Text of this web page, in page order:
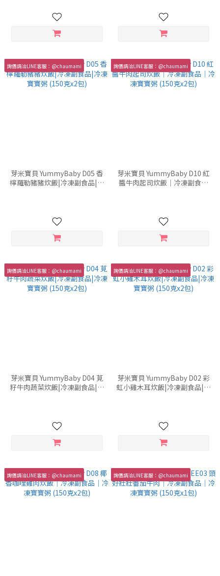
詢價請洽LINE客服：@chaumami
芽米寶貝 YummyBaby D05 香
檸羅勒豬豬炊飯|冷凍副食品|冷
詢價請洽LINE客服：@chaumami
芽米寶貝 YummyBaby D10 紅
醬牛肉起司炊飯｜冷凍副食品
詢價請洽LINE客服：@chaumami
芽米寶貝 YummyBaby D04 莧
籽牛肉蔬菜炊飯|冷凍副食品|冷
詢價請洽LINE客服：@chaumami
芽米寶貝 YummyBaby D02 彩
虹小雞木耳炊飯|冷凍副食品|冷
詢價請洽LINE客服：@chaumami 詢價請洽LINE客服：@chaumami